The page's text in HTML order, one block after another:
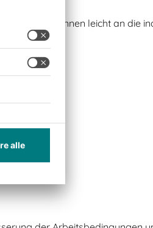
und können leicht an die
werden.